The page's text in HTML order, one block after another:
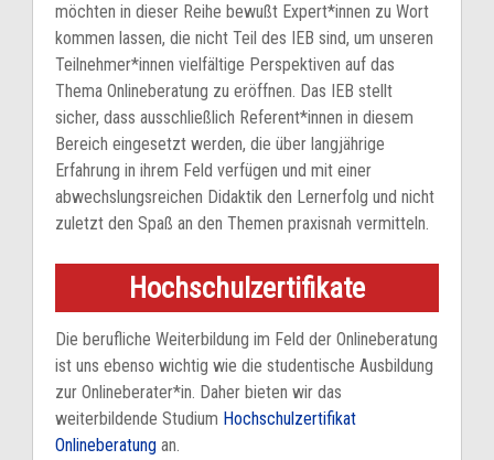
möchten in dieser Reihe bewußt Expert*innen zu Wort
kommen lassen, die nicht Teil des IEB sind, um unseren
Teilnehmer*innen vielfältige Perspektiven auf das
Thema Onlineberatung zu eröffnen. Das IEB stellt
sicher, dass ausschließlich Referent*innen in diesem
Bereich eingesetzt werden, die über langjährige
Erfahrung in ihrem Feld verfügen und mit einer
abwechslungsreichen Didaktik den Lernerfolg und nicht
zuletzt den Spaß an den Themen praxisnah vermitteln.
Hochschulzertifikate
Die berufliche Weiterbildung im Feld der Onlineberatung
ist uns ebenso wichtig wie die studentische Ausbildung
zur Onlineberater*in. Daher bieten wir das
weiterbildende Studium Hochschulzertifikat
Onlineberatungan.